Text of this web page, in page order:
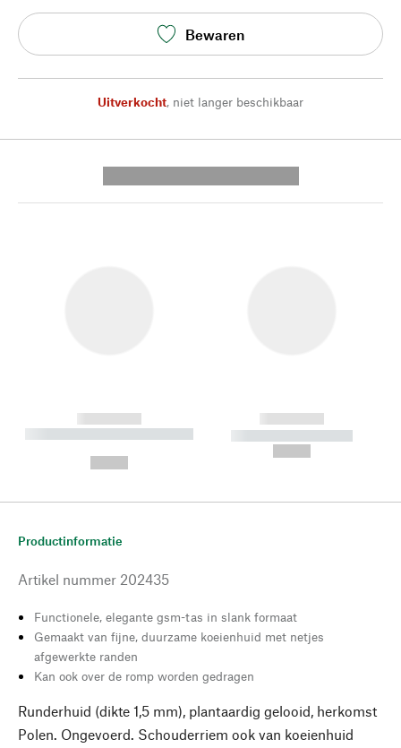
Bewaren
Uitverkocht, niet langer beschikbaar
------------
----------- ----------- --------
------------
----------- -----------
Productinformatie
Artikel nummer 202435
Functionele, elegante gsm-tas in slank formaat
Gemaakt van fijne, duurzame koeienhuid met netjes
afgewerkte randen
Kan ook over de romp worden gedragen
Runderhuid (dikte 1,5 mm), plantaardig gelooid, herkomst
Polen. Ongevoerd. Schouderriem ook van koeienhuid